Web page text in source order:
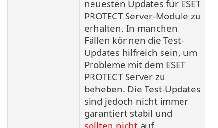
neuesten Updates für ESET
PROTECT Server-Module zu
erhalten. In manchen
Fällen können die Test-
Updates hilfreich sein, um
Probleme mit dem ESET
PROTECT Server zu
beheben. Die Test-Updates
sind jedoch nicht immer
garantiert stabil und
sollten nicht auf